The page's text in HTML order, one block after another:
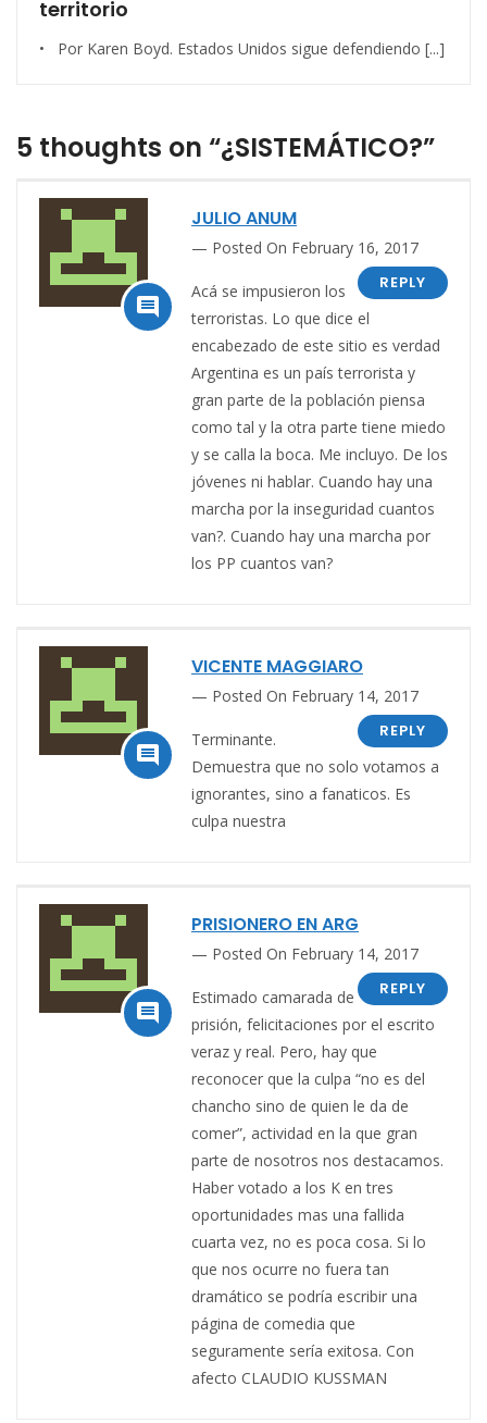
territorio
• Por Karen Boyd. Estados Unidos sigue defendiendo [...]
5 thoughts on “¿SISTEMÁTICO?”

JULIO ANUM
Posted On February 16, 2017
REPLY
Acá se impusieron los
terroristas. Lo que dice el
encabezado de este sitio es verdad
Argentina es un país terrorista y
gran parte de la población piensa
como tal y la otra parte tiene miedo
y se calla la boca. Me incluyo. De los
jóvenes ni hablar. Cuando hay una
marcha por la inseguridad cuantos
van?. Cuando hay una marcha por
los PP cuantos van?

VICENTE MAGGIARO
Posted On February 14, 2017
REPLY
Terminante.
Demuestra que no solo votamos a
ignorantes, sino a fanaticos. Es
culpa nuestra

PRISIONERO EN ARG
Posted On February 14, 2017
REPLY
Estimado camarada de
prisión, felicitaciones por el escrito
veraz y real. Pero, hay que
reconocer que la culpa “no es del
chancho sino de quien le da de
comer”, actividad en la que gran
parte de nosotros nos destacamos.
Haber votado a los K en tres
oportunidades mas una fallida
cuarta vez, no es poca cosa. Si lo
que nos ocurre no fuera tan
dramático se podría escribir una
página de comedia que
seguramente sería exitosa. Con
afecto CLAUDIO KUSSMAN